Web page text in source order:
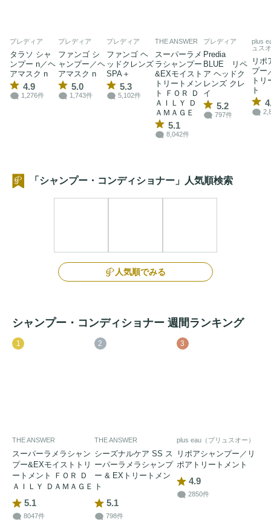
プレディア
タラソ シャ
ンプー n／ヘ
アマスク n
4.9
1,276件
プレディア
ファンゴ シ
ャンプー／ヘ
アマスク n
5.0
1,743件
プレディア
ファンゴ ヘ
ッドクレンズ
SPA＋
5.3
5,102件
THE ANSWER
スーパーラメ
ラシャンプー
&EXモイスト
トリートメン
ト ＦＯＲ Ｄ
ＡＩＬＹ Ｄ
ＡＭＡＧＥ
5.1
8,042件
プレディア
Predia
BLUE リペ
ア ヘッドク
レンズ クレ
イ
5.2
797件
plus
ュス
リポ
プー
トリ
ト
「シャンプー・コンディショナー」人気順検索
人気順でみる
シャンプー・コンディショナー 週間ランキング
1
THE ANSWER
スーパーラメラシャン
プー&EXモイストトリ
ートメント ＦＯＲ Ｄ
ＡＩＬＹ ＤＡＭＡＧＥ
5.1
8047件
2
THE ANSWER
シーズナルケア SS ス
ーパーラメラシャンプ
ー & EXトリートメン
ト
5.1
798件
3
plus eau（プリュスオー）
リポアシャンプー／リ
ポアトリートメント
4.9
2850件